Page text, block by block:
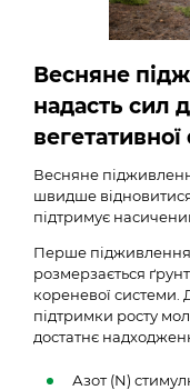
Весняне
надасть сил
Весняне
швидше
підтримує
Перше підживлення
розмерзається
кореневої системи.
підтримки росту
достатнє
Азот (N)